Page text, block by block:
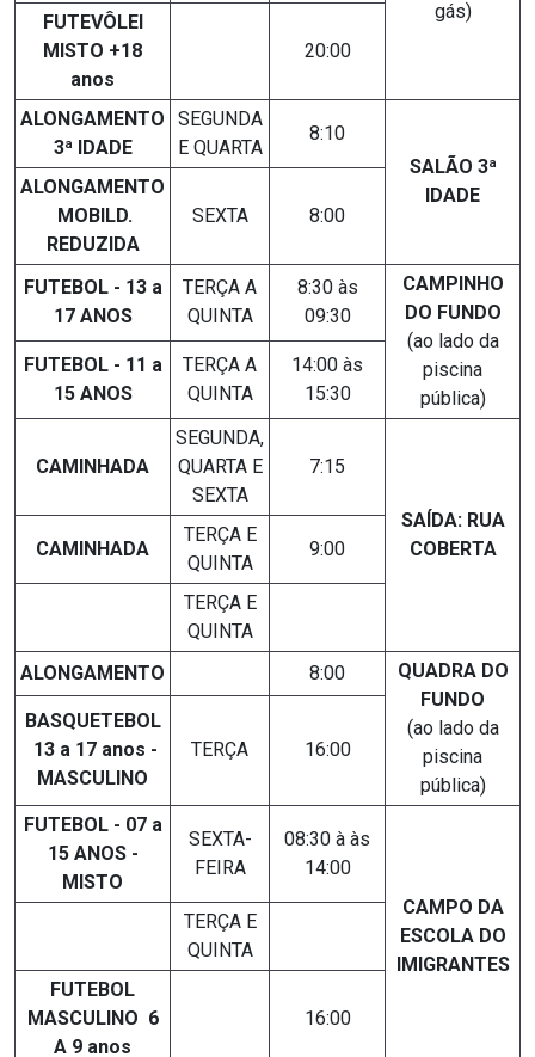
gás)
FUTEVÔLEI
MISTO +18
anos
20:00
ALONGAMENTO
3ª IDADE
SEGUNDA
E QUARTA
8:10
SALÃO 3ª
IDADE
ALONGAMENTO
MOBILD.
REDUZIDA
SEXTA 8:00
FUTEBOL - 13 a
17 ANOS
TERÇA A
QUINTA
8:30 às
09:30
CAMPINHO
DO FUNDO
(ao lado da
piscina
pública)
FUTEBOL - 11 a
15 ANOS
TERÇA A
QUINTA
14:00 às
15:30
CAMINHADA
SEGUNDA,
QUARTA E
SEXTA
7:15
SAÍDA: RUA
COBERTA
CAMINHADA
TERÇA E
QUINTA
9:00
TERÇA E
QUINTA
ALONGAMENTO
8:00
QUADRA DO
FUNDO
(ao lado da
piscina
pública)
BASQUETEBOL
13 a 17 anos -
MASCULINO
TERÇA 16:00
FUTEBOL - 07 a
15 ANOS -
MISTO
SEXTA-
FEIRA
08:30 à às
14:00
CAMPO DA
ESCOLA DO
IMIGRANTES
TERÇA E
QUINTA
FUTEBOL
MASCULINO 6
A 9 anos
16:00